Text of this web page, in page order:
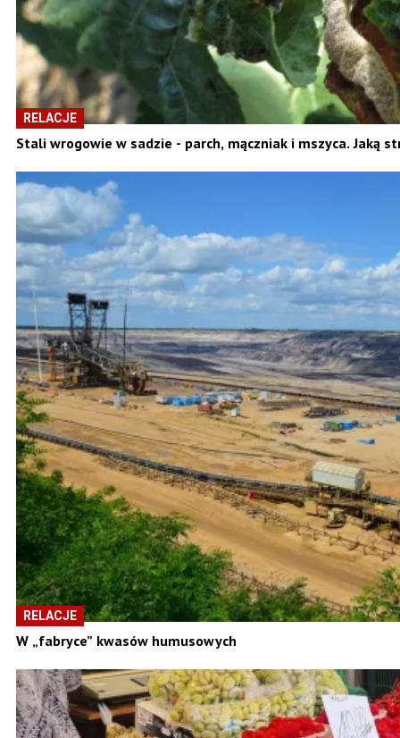
RELACJE
Stali wrogowie w sadzie - parch, mączniak i mszyca. Jaką
RELACJE
W „fabryce” kwasów humusowych